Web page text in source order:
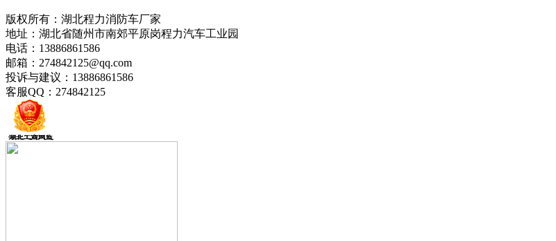
版权所有：湖北程力消防车厂家
地址：湖北省随州市南郊平原岗程力汽车工业园
电话：13886861586
邮箱：274842125@qq.com
投诉与建议：13886861586
客服QQ：274842125